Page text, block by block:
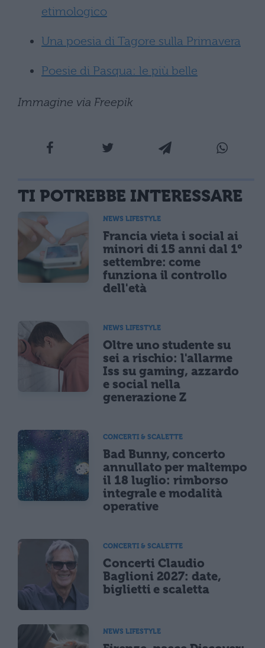
etimologico
Una poesia di Tagore sulla Primavera
Poesie di Pasqua: le più belle
Immagine via Freepik
TI POTREBBE INTERESSARE
NEWS LIFESTYLE
Francia vieta i social ai
minori di 15 anni dal 1°
settembre: come
funziona il controllo
dell'età
NEWS LIFESTYLE
Oltre uno studente su
sei a rischio: l'allarme
Iss su gaming, azzardo
e social nella
generazione Z
CONCERTI & SCALETTE
Bad Bunny, concerto
annullato per maltempo
il 18 luglio: rimborso
integrale e modalità
operative
CONCERTI & SCALETTE
Concerti Claudio
Baglioni 2027: date,
biglietti e scaletta
NEWS LIFESTYLE